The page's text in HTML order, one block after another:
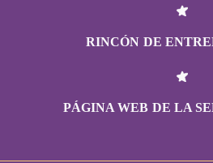
RINCÓN DE
PÁGINA WEB DE LA